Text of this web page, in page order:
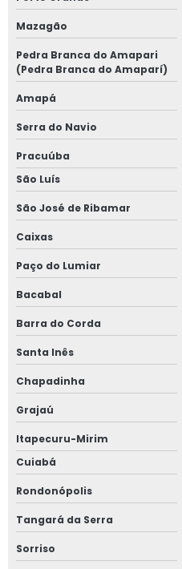
Mazagão
Pedra Branca do Amapari
(Pedra Branca do Amaparí)
Amapá
Serra do Navio
Pracuúba
São Luís
São José de Ribamar
Caixas
Paço do Lumiar
Bacabal
Barra do Corda
Santa Inês
Chapadinha
Grajaú
Itapecuru-Mirim
Cuiabá
Rondonópolis
Tangará da Serra
Sorriso